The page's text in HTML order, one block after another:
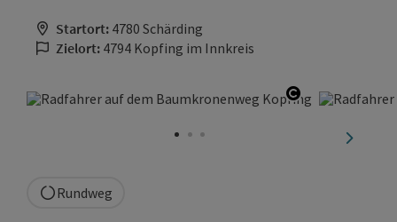
Startort: 4780 Schärding
Zielort: 4794 Kopfing im Innkreis
Copyright
Rundweg